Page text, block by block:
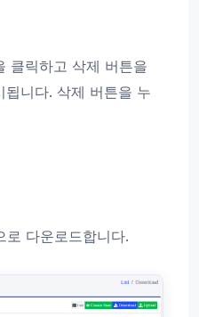
클릭하고 삭제 버튼을
니다. 삭제 버튼을 누
로 다운로드합니다.